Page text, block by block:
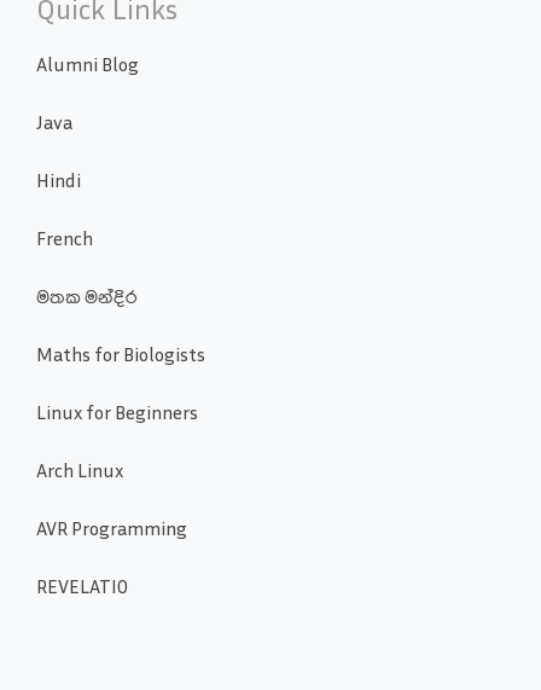
Quick Links
Alumni Blog
Java
Hindi
French
මතක මන්දිර
Maths for Biologists
Linux for Beginners
Arch Linux
AVR Programming
REVELATIO